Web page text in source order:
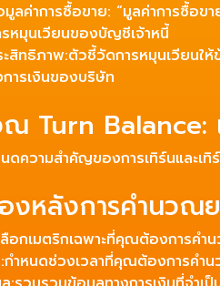
มูลค่าการซื้อขาย: “มูลค่าการซื้อ
รหมุนเวียนของบัญชีเจ้าหนี้
สิทธิภาพ:ตัวชี้วัดการหมุนเวียนใ
การเงินของบริษัท
ณ Turn Balance:
ดความสำคัญของการเทิร์นและเทิ
งหลังการคำนวณ
ลือกเมตริกเฉพาะที่คุณต้องการ
:กำหนดช่วงเวลาที่คุณต้องการค